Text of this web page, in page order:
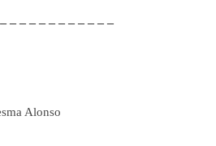
– – – – – – – – – – –
Alonso